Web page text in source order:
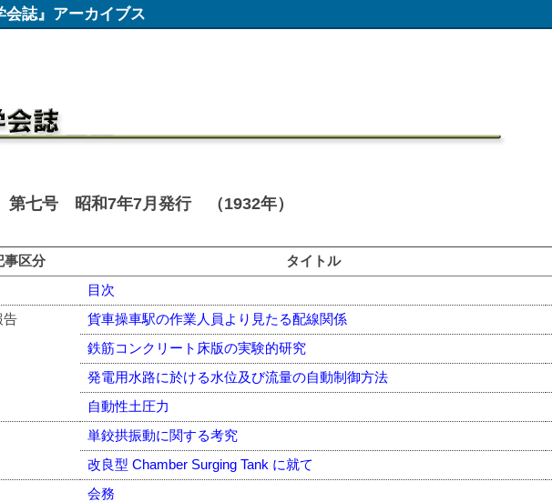
誌』アーカイブス
七号 昭和7年7月発行 （1932年）
事区分 タイトル
目次
告
貨車操車駅の作業人員より見たる配線関係
鉄筋コンクリート床版の実験的研究
発電用水路に於ける水位及び流量の自動制御方法
自動性土圧力
単鉸拱振動に関する考究
改良型 Chamber Surging Tank に就て
会務